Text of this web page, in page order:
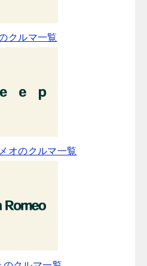
クルマ一覧
オのクルマ一覧